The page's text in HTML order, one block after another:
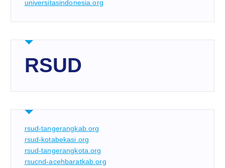
universitasindonesia.org
RSUD
rsud-tangerangkab.org
rsud-kotabekasi.org
rsud-tangerangkota.org
rsucnd-acehbaratkab.org